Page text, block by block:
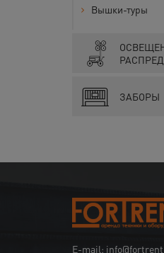
Вышки-туры
ЗАБОРЫ
E-mail: